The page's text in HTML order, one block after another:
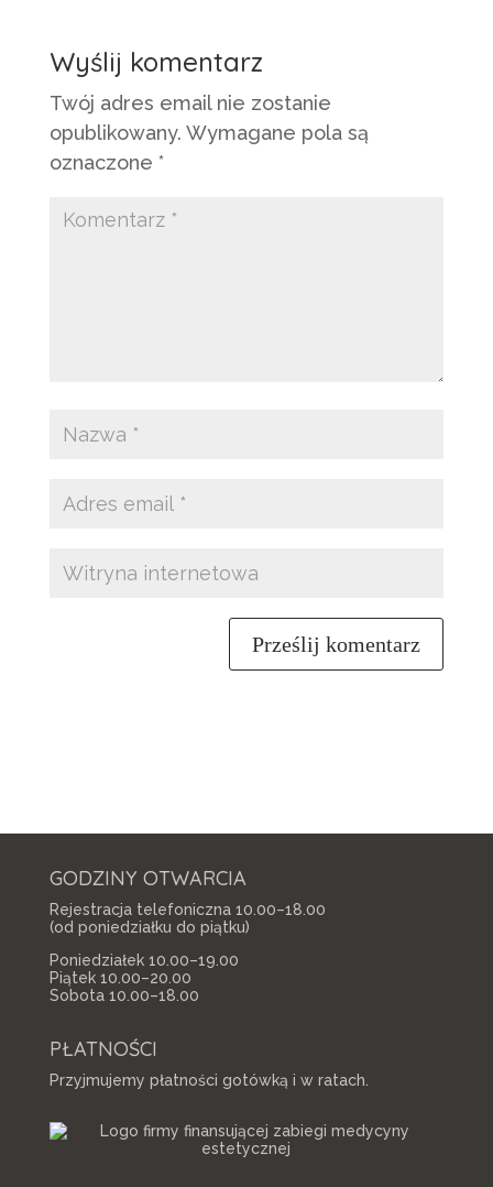
Wyślij komentarz
Twój adres email nie zostanie
opublikowany. Wymagane pola są
oznaczone *
Prześlij komentarz
GODZINY OTWARCIA
Rejestracja telefoniczna 10.00–18.00
(od poniedziałku do piątku)
Poniedziałek 10.00–19.00
Piątek 10.00–20.00
Sobota 10.00–18.00
PŁATNOŚCI
Przyjmujemy płatności gotówką i w ratach.